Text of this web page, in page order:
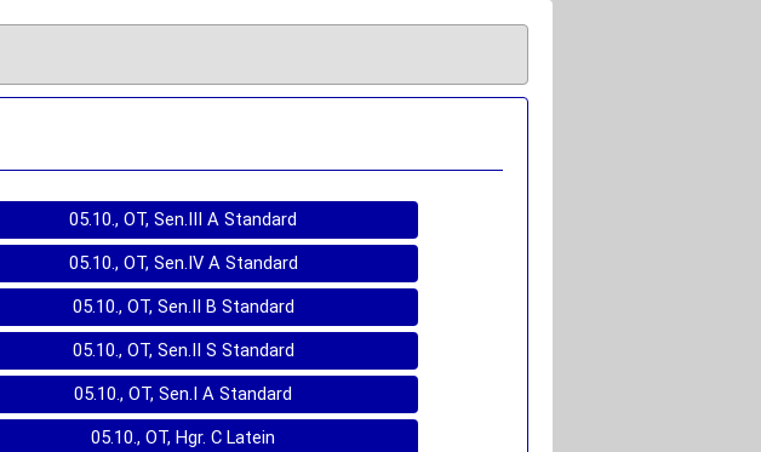
05.10., OT, Sen.III A Standard
05.10., OT, Sen.IV A Standard
05.10., OT, Sen.II B Standard
05.10., OT, Sen.II S Standard
05.10., OT, Sen.I A Standard
05.10., OT, Hgr. C Latein